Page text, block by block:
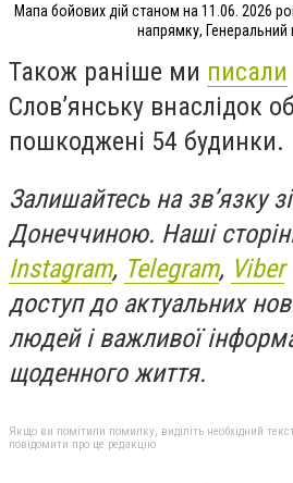
Мапа бойових дій станом на 11.06. 2026
напрямку,
Також раніше ми писали
Слов’янську внаслідок
пошкоджені 54 будинки.
Залишайтесь на зв’язку
Донеччиною. Наші
Instagram, Telegram, Viber
доступ до актуальних
людей і важливої
щоденного життя.
Якщо ви помітили помилку, виділіть необхідний
повідомити про це редакцію